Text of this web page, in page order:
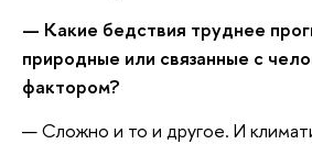
— Какие бедствия труднее
природные или связанные с
фактором?
— Сложно и то и другое. И